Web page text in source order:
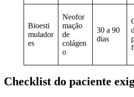
Bioesti
mulador
es
Neofor
mação
de
colágen
o
30 a 90
dias
Checklist do paciente